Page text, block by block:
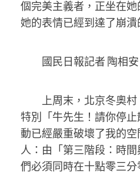
個完美主義者，正坐在她
她的表情已經到達了崩潰
國民日報記者 陶相安
上周末，北京冬奧村
特別「牛先生！請你停
動已經嚴重破壞了我的
人：由「第三階段：時
們必須同時在十點零三